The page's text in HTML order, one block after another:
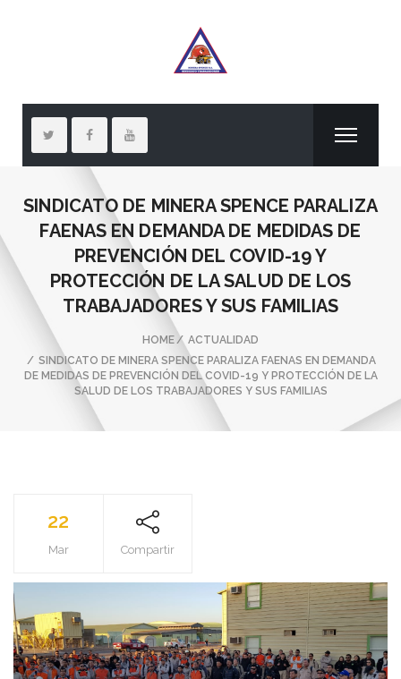
SINDICATO DE MINERA SPENCE PARALIZA
FAENAS EN DEMANDA DE MEDIDAS DE
PREVENCIÓN DEL COVID-19 Y
PROTECCIÓN DE LA SALUD DE LOS
TRABAJADORES Y SUS FAMILIAS
HOME
ACTUALIDAD
SINDICATO DE MINERA SPENCE PARALIZA FAENAS EN DEMANDA
DE MEDIDAS DE PREVENCIÓN DEL COVID-19 Y PROTECCIÓN DE LA
SALUD DE LOS TRABAJADORES Y SUS FAMILIAS
22
Mar Compartir